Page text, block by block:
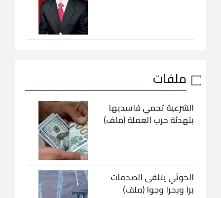
ملفات
الشرعية تحمي فاسديها
بتهدئة حرب العملة (ملف)
الحوثي يتلقى الصدمات
برا وبحرا وجوا (ملف)